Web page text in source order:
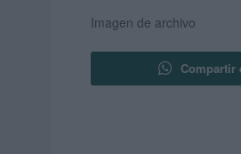
Imagen de archivo
Compartir